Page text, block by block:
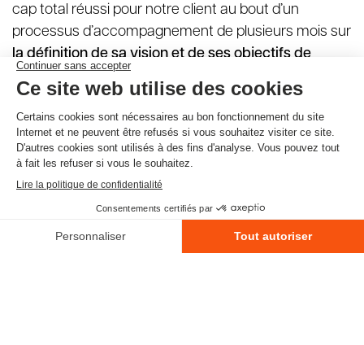
cap total réussi pour notre client au bout d’un
processus d’accompagnement de plusieurs mois sur
la définition de sa vision et de ses objectifs de
communication.
La création du logotype est la première face de ce
changement de branding et est souvent le point de